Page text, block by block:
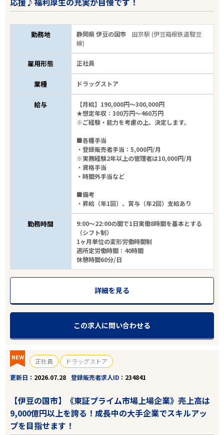
勤務地 静岡県 伊豆の国市田京駅 (伊豆箱根鉄道駿豆
線)
雇用形態 正社員
業種 ドラッグストア
給与
【月給】190,000円～300,000円
★想定年収：300万円～460万円
※ご経験・能力を考慮の上、決定します。
■各種手当
・登録販売者手当：5,000円/月
※実務経験2年以上の管理者は10,000円/月
・資格手当
・時間外手当など
■備考
・昇給（年1回）、賞与（年2回）支給あり
勤務時間
9:00～22:00の間で1日実働8時間を基本とする
（シフト制）
1ヶ月単位の変形労働時間制
週所定労働時間：40時間
休憩時間60分/日
詳細を見る
この求人に問い合わせる
NEW 正社員
ドラッグストア
更新日
2026.07.28 登録販売者求人ID 234841
【伊豆の国市】《東証プライム市場上場企業》売上高は
9,000億円以上を誇る！成長中の大手企業でスキルアッ
プを目指せます！